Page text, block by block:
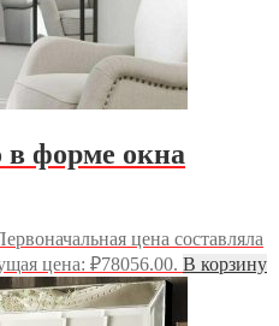
в форме окна
цена составляла
цена: ₽78056.00. В корзину